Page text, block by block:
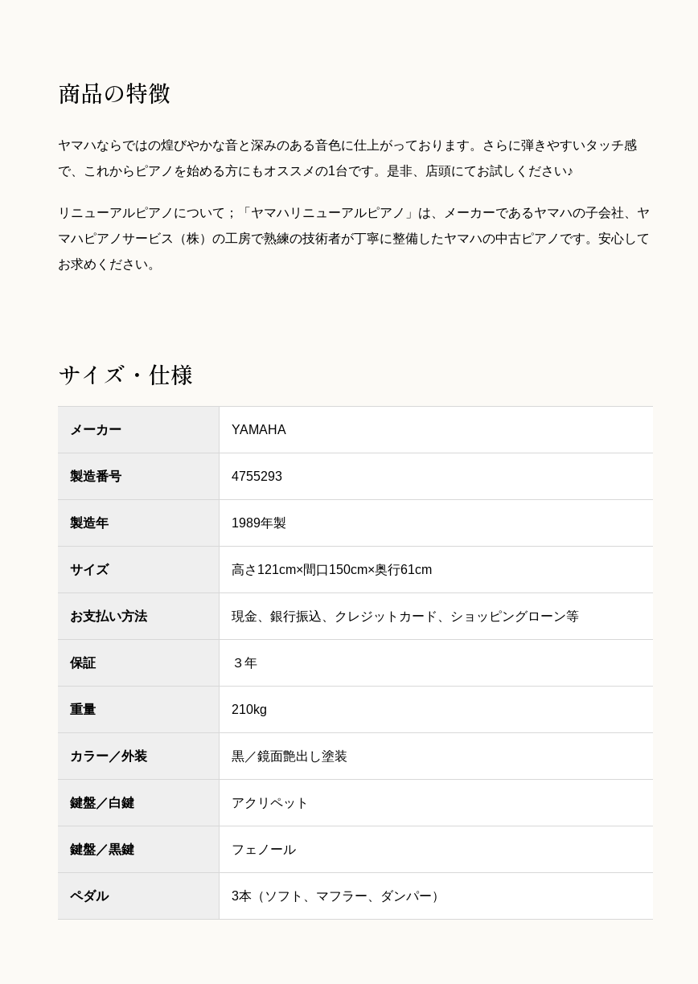
商品の特徴
ヤマハならではの煌びやかな音と深みのある音色に仕上がっております。さらに弾きやすいタッチ感
で、これからピアノを始める方にもオススメの1台です。是非、店頭にてお試しください♪
リニューアルピアノについて；「ヤマハリニューアルピアノ」は、メーカーであるヤマハの子会社、ヤ
マハピアノサービス（株）の工房で熟練の技術者が丁寧に整備したヤマハの中古ピアノです。安心して
お求めください。
サイズ・仕様
メーカー YAMAHA
製造番号 4755293
製造年 1989年製
サイズ 高さ121cm×間口150cm×奥行61cm
お支払い方法 現金、銀行振込、クレジットカード、ショッピングローン等
保証 ３年
重量 210kg
カラー／外装 黒／鏡面艶出し塗装
鍵盤／白鍵 アクリペット
鍵盤／黒鍵 フェノール
ペダル 3本（ソフト、マフラー、ダンパー）